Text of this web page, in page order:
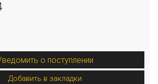
о поступлении
Добавить в закладки